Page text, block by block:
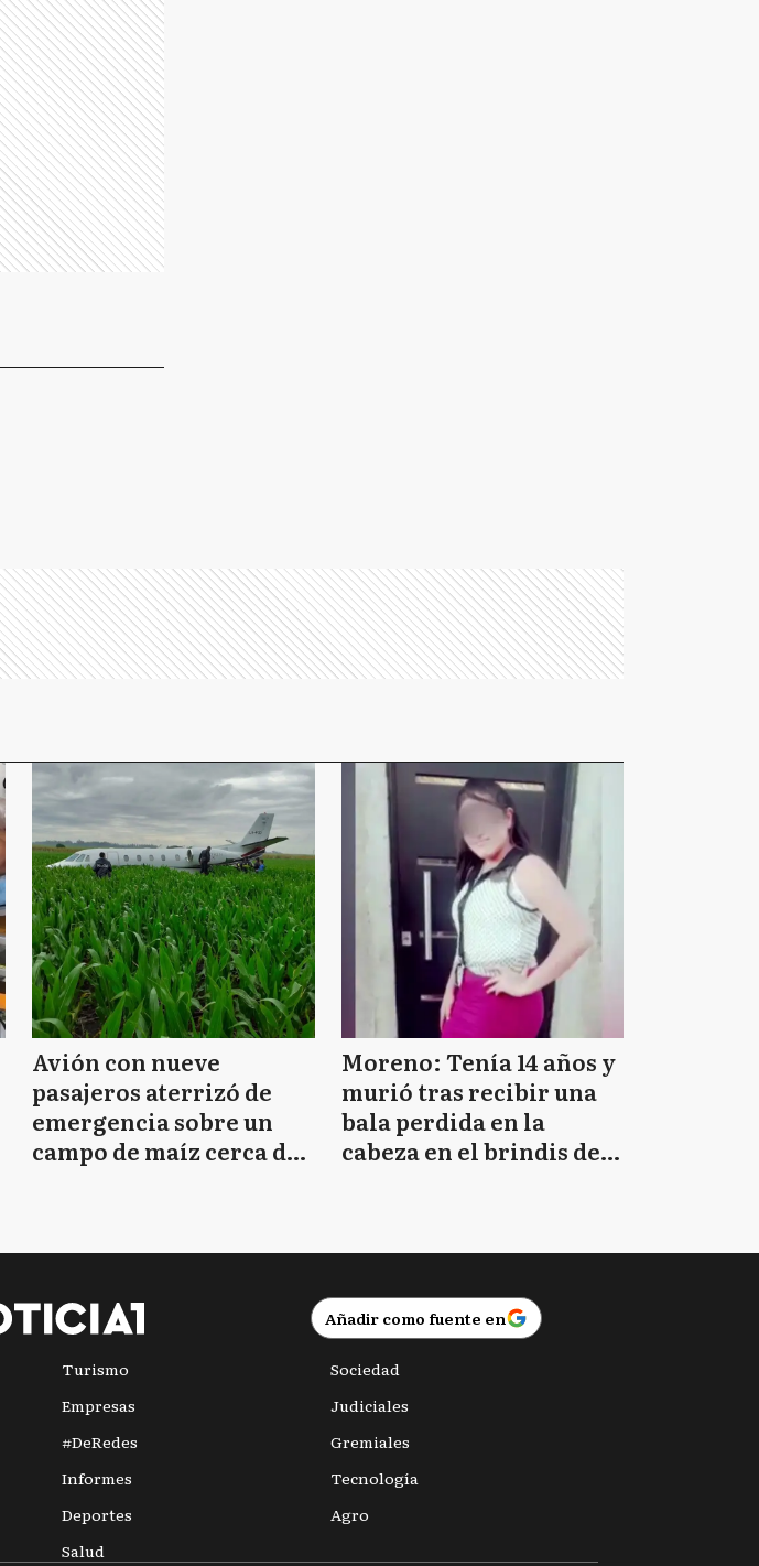
Avión con nueve
pasajeros aterrizó de
emergencia sobre un
campo de maíz cerca de
Moreno: Tenía 14 años y
murió tras recibir una
bala perdida en la
cabeza en el brindis de
Añadir como fuente en
Turismo
Empresas
#DeRedes
Informes
Deportes
Salud
Sociedad
Judiciales
Gremiales
Tecnología
Agro